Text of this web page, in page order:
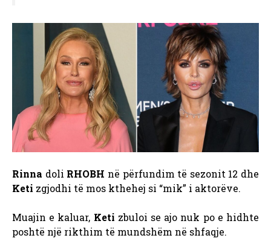
Rinna doli RHOBH në përfundim të sezonit 12 dhe
Keti zgjodhi të mos kthehej si “mik” i aktorëve.
Muajin e kaluar, Keti zbuloi se ajo nuk po e hidhte
poshtë një rikthim të mundshëm në shfaqje.